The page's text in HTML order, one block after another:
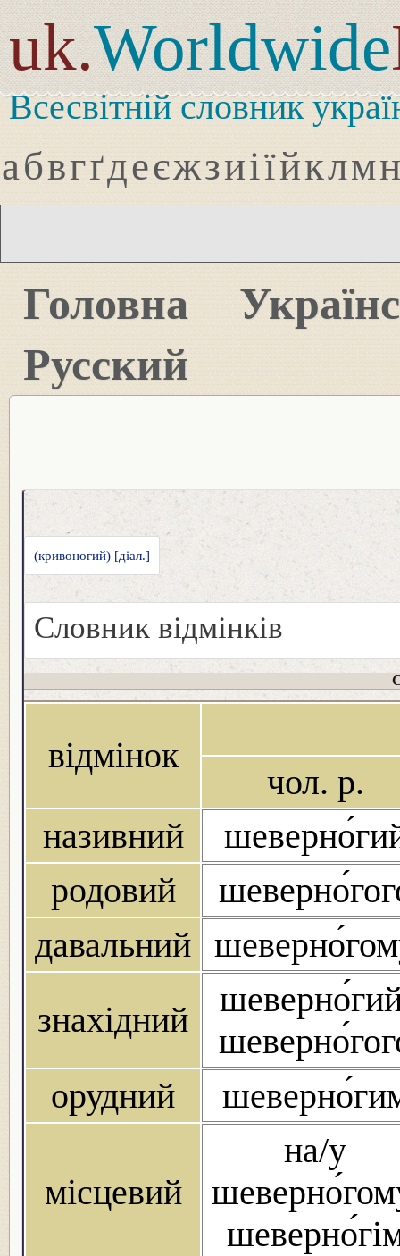
uk.Worldwide
Всесвітній словник
абвгґдеєжзиіїйклмн
Головна
Русский
(кривоногий) [діал.]
Словник відмінків
відмінок
чол. р.
називний
родовий
давальний
знахідний
орудний
місцевий
на/у